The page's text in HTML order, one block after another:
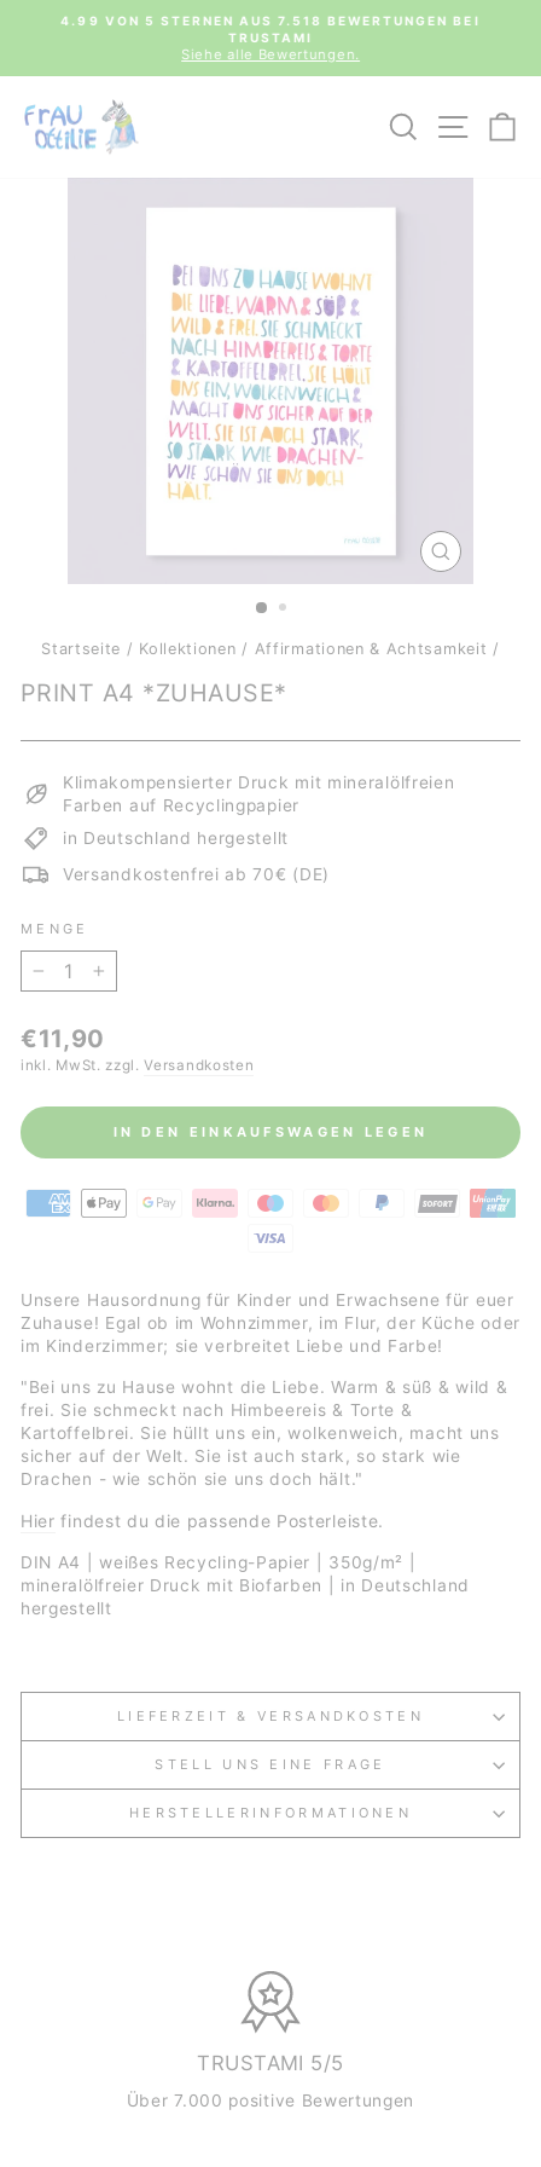
Pause
Diashow
4.99 VON 5 STERNEN AUS 7.518 BEWERTUNGEN BEI
TRUSTAMI
Siehe alle Bewertungen.
SUCHE
ESC)
Startseite / Kollektionen / Affirmationen & Achtsamkeit /
PRINT A4 *ZUHAUSE*
Klimakompensierter Druck mit mineralölfreien
Farben auf Recyclingpapier
in Deutschland hergestellt
Versandkostenfrei ab 70€ (DE)
MENGE
Normaler
€11,90
inkl. MwSt. zzgl.Versandkosten
IN DEN EINKAUFSWAGEN LEGEN
Unsere Hausordnung für Kinder und Erwachsene für euer
Zuhause! Egal ob im Wohnzimmer, im Flur, der Küche oder
im Kinderzimmer; sie verbreitet Liebe und Farbe!
"Bei uns zu Hause wohnt die Liebe. Warm & süß & wild &
frei. Sie schmeckt nach Himbeereis & Torte &
Kartoffelbrei. Sie hüllt uns ein, wolkenweich, macht uns
sicher auf der Welt. Sie ist auch stark, so stark wie
Drachen - wie schön sie uns doch hält."
Hier findest du die passende Posterleiste.
DIN A4 | weißes Recycling-Papier | 350g/m² |
mineralölfreier Druck mit Biofarben | in Deutschland
hergestellt
LIEFERZEIT & VERSANDKOSTEN
STELL UNS EINE FRAGE
HERSTELLERINFORMATIONEN
TRUSTAMI 5/5
Über 7.000 positive Bewertungen